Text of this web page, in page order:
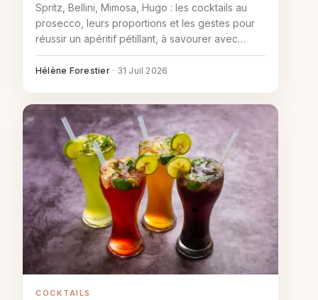
Spritz, Bellini, Mimosa, Hugo : les cocktails au
prosecco, leurs proportions et les gestes pour
réussir un apéritif pétillant, à savourer avec
modération.
Hélène Forestier · 31 Juil 2026
COCKTAILS